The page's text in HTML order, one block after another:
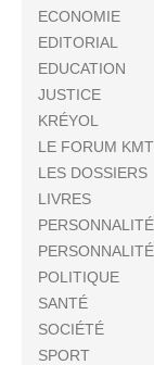
ECONOMIE
EDITORIAL
EDUCATION
JUSTICE
KRÉYOL
LE FORUM
LES DOSSIERS
LIVRES
POLITIQUE
SANTÉ
SOCIÉTÉ
SPORT